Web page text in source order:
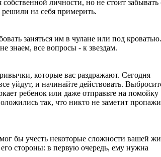
личности, но не стоит забывать
на себя примерить.
заняться им в чулане или под
знаем, все вопросы - к звездам.
которые вас раздражают. Сегодня
уйдут, и начинайте действовать.
ребенок или даже отправьте на помойку
так, что никто не заметит
бы учесть некоторые сложности вашей
стороны: в первую очередь, ему нужна